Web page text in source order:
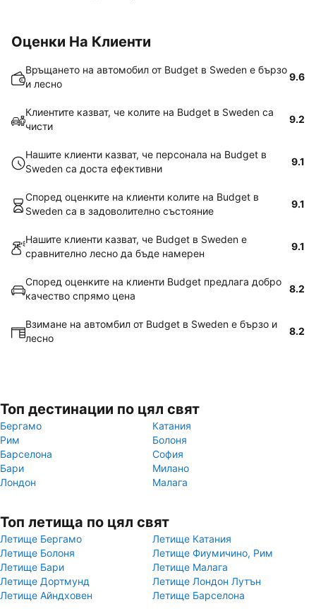
Оценки На Клиенти
Връщането на автомобил от Budget в Sweden е бързо
и лесно
9.6
Клиентите казват, че колите на Budget в Sweden са
чисти
9.2
Нашите клиенти казват, че персонала на Budget в
Sweden са доста ефективни
9.1
Според оценките на клиенти колите на Budget в
Sweden са в задоволително състояние
9.1
Нашите клиенти казват, че Budget в Sweden е
сравнително лесно да бъде намерен
9.1
Според оценките на клиенти Budget предлага добро
качество спрямо цена
8.2
Взимане на автомбил от Budget в Sweden е бързо и
лесно
8.2
Топ дестинации по цял свят
Бергамо
Катания
Рим
Болоня
Барселона
София
Бари
Милано
Лондон
Малага
Топ летища по цял свят
Летище Бергамо
Летище Катания
Летище Болоня
Летище Фиумичино, Рим
Летище Бари
Летище Малага
Летище Дортмунд
Летище Лондон Лутън
Летище Айндховен
Летище Барселона